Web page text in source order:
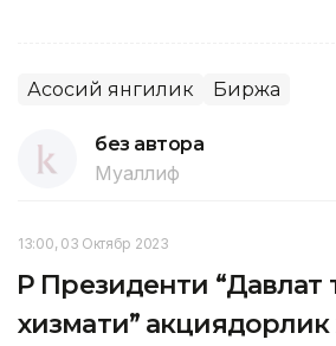
Асосий янгилик Биржа
без автора
Муаллиф
13:00, 03 Октябр 2023
ҚР Президенти “Давлат
хизмати”